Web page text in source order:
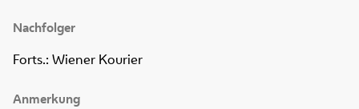
Nachfolger
Forts.: Wiener Kourier
Anmerkung